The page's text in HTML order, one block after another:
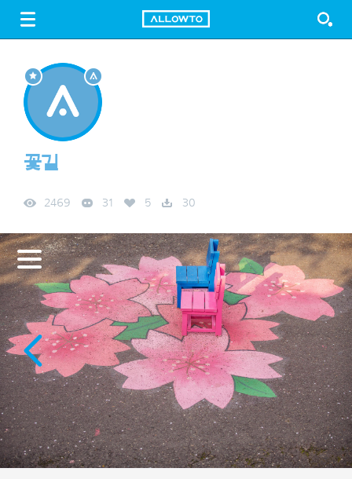
FREE DOWNLOAD
꽃길
2469 31 5 30